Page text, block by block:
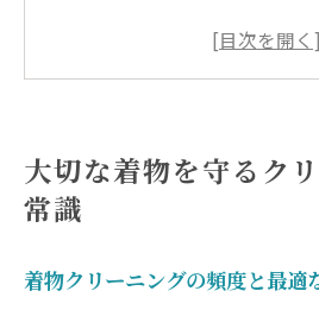
正絹など素材別の着物
ト
絶品仕上げに導く着物クリ
大切な着物を守るク
常識
着物クリーニングの頻度と最適